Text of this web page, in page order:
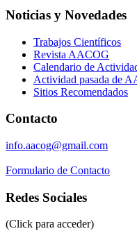
Noticias y Novedades
Trabajos Científicos
Revista AACOG
Calendario de
Actividad pasada de
Sitios Recomendados
Contacto
info.aacog@gmail.com
Formulario de Contacto
Redes Sociales
(Click para acceder)